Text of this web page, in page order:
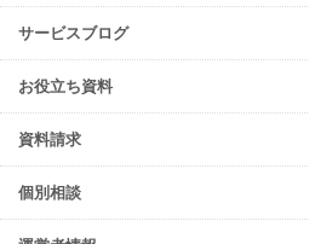
初期設定方法
動作環境
会員規約
サービスの可用性とセキュリティ
よくあるご質問
メンテナンス
障害情報
機能リリース
イベント
サービスブログ
お役立ち資料
資料請求
個別相談